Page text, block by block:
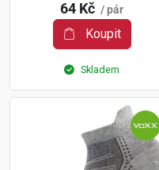
64 Kč / pár
Koupit
Skladem